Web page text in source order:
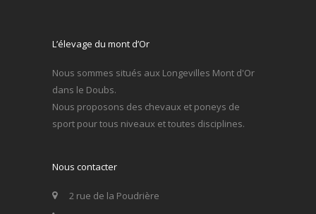
L’élevage du mont d’Or
Nous sommes situés aux Longevilles Mont d'Or
dans le Doubs.
Nous proposons des chevaux et poneys de
sport pour tous niveaux et toutes disciplines.
Nous contacter
2 rue de la Poudrière